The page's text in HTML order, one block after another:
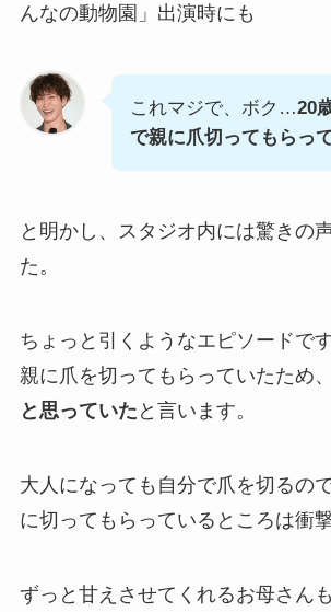
んなの動物園」出演時にも
これマジで、ボク…20
で親に爪切ってもらっ
と明かし、スタジオ内には驚きの
た。
ちょっと引くようなエピソードで
親に爪を切ってもらっていたため、
と思っていた と言います。
大人になっても自分で爪を切るの
に切ってもらっているところは衝
ずっと甘えさせてくれるお母さん